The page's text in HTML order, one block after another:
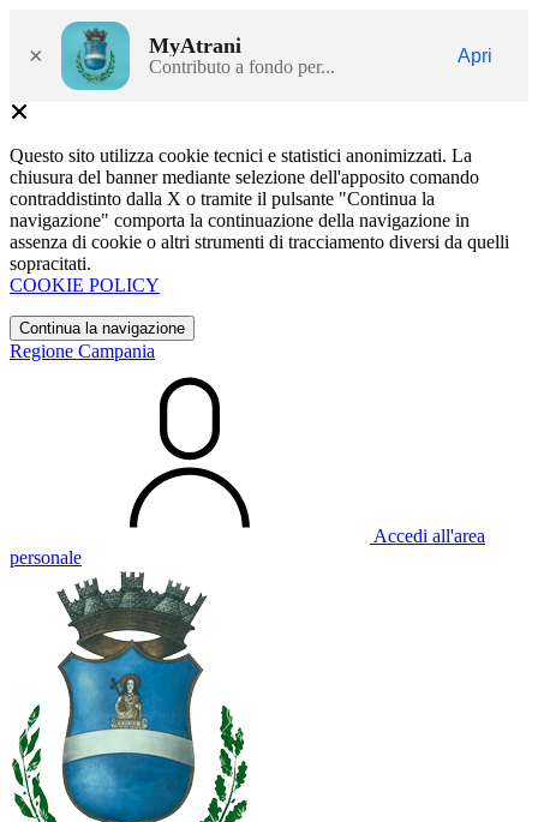
× MyAtrani
Contributo a fondo per...
Apri
Questo sito utilizza cookie tecnici e statistici anonimizzati. La
chiusura del banner mediante selezione dell'apposito comando
contraddistinto dalla X o tramite il pulsante "Continua la
navigazione" comporta la continuazione della navigazione in
assenza di cookie o altri strumenti di tracciamento diversi da quelli
sopracitati.
COOKIE POLICY
Continua la navigazione
Regione Campania
Accedi all'area
personale